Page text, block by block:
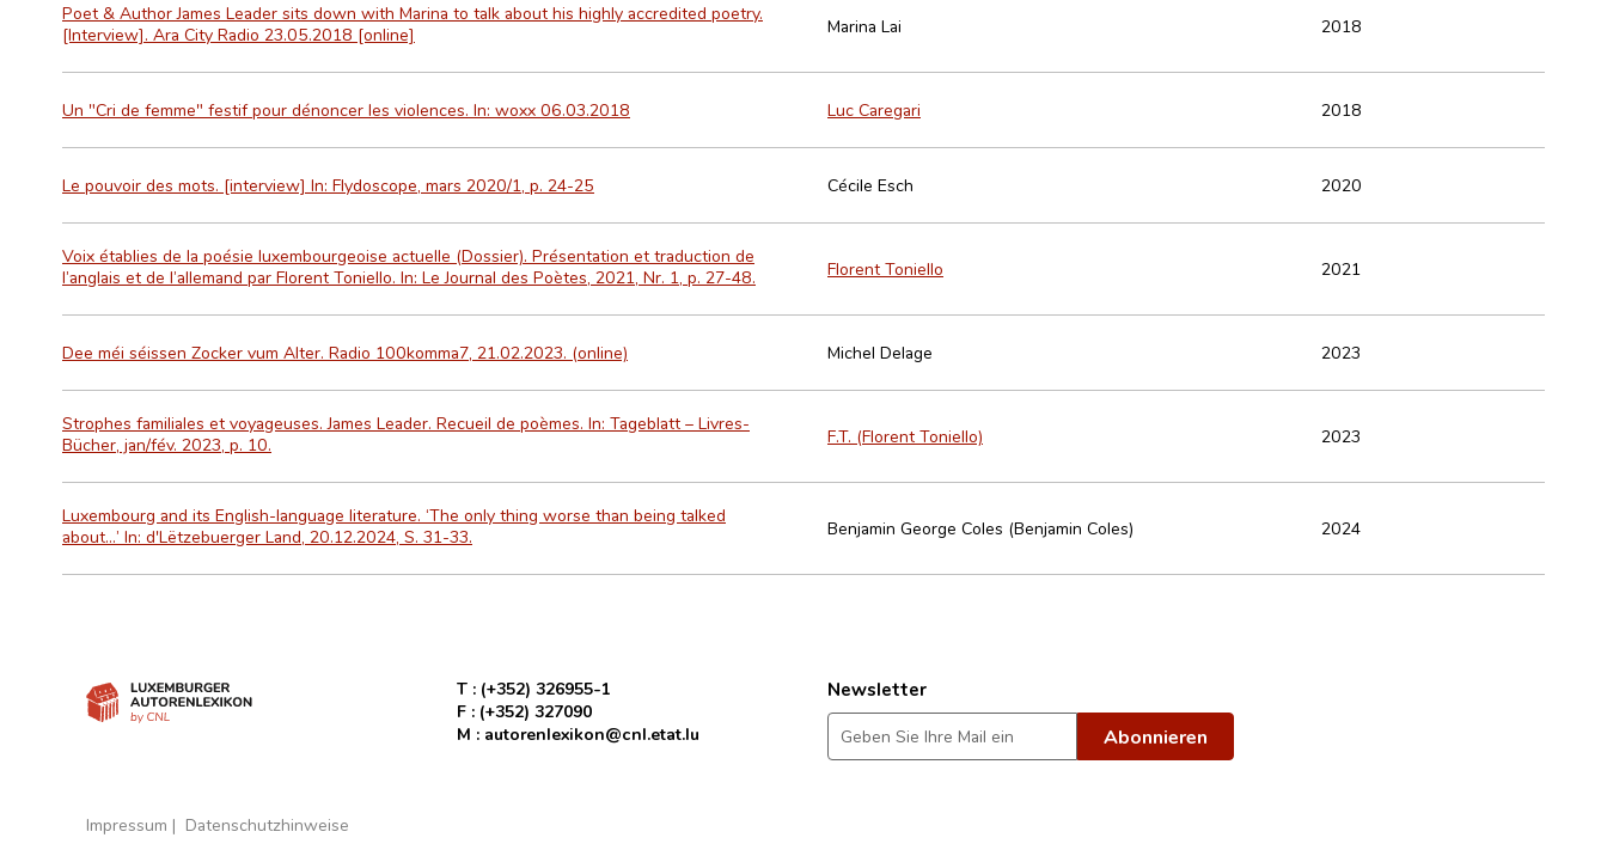
Poet & Author James Leader sits down with Marina to talk about his highly accredited poetry.
[Interview]. Ara City Radio 23.05.2018 [online]
Marina Lai 2018
Un "Cri de femme" festif pour dénoncer les violences. In: woxx 06.03.2018 Luc Caregari 2018
Le pouvoir des mots. [interview] In: Flydoscope, mars 2020/1, p. 24-25 Cécile Esch 2020
Voix établies de la poésie luxembourgeoise actuelle (Dossier). Présentation et traduction de
l’anglais et de l’allemand par Florent Toniello. In: Le Journal des Poètes, 2021, Nr. 1, p. 27-48.
Florent Toniello 2021
Dee méi séissen Zocker vum Alter. Radio 100komma7, 21.02.2023. (online) Michel Delage 2023
Strophes familiales et voyageuses. James Leader. Recueil de poèmes. In: Tageblatt – Livres-
Bücher, jan/fév. 2023, p. 10.
F.T. (Florent Toniello) 2023
Luxembourg and its English-language literature. ‘The only thing worse than being talked
about…’ In: d'Lëtzebuerger Land, 20.12.2024, S. 31-33.
Benjamin George Coles (Benjamin Coles) 2024
T : (+352) 326955-1
F : (+352) 327090
M : autorenlexikon@cnl.etat.lu
Newsletter
Impressum Datenschutzhinweise